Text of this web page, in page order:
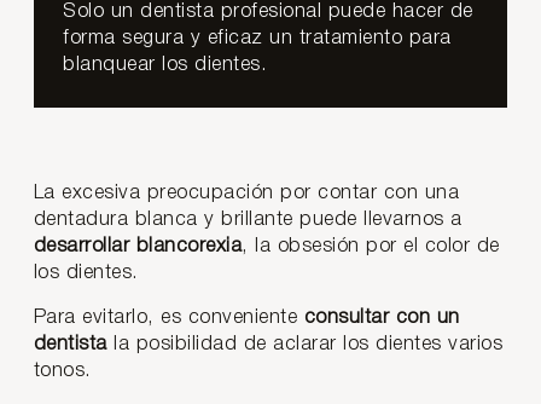
Solo un dentista profesional puede hacer de
forma segura y eficaz un tratamiento para
blanquear los dientes.
La excesiva preocupación por contar con una
dentadura blanca y brillante puede llevarnos a
desarrollar blancorexia, la obsesión por el color de
los dientes.
Para evitarlo, es conveniente consultar con un
dentistala posibilidad de aclarar los dientes varios
tonos.